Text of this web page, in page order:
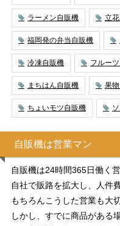
ラーメン自販機 立
福岡発の弁当自販機
冷凍自販機 フルー
まちはん自販機 果
ちょいモツ自販機
自販機は営業マン
自販機は24時間365日働く営
自社で販路を拡大し、人件
もちろんこうした営業も大
しかし、すでに商品がある場